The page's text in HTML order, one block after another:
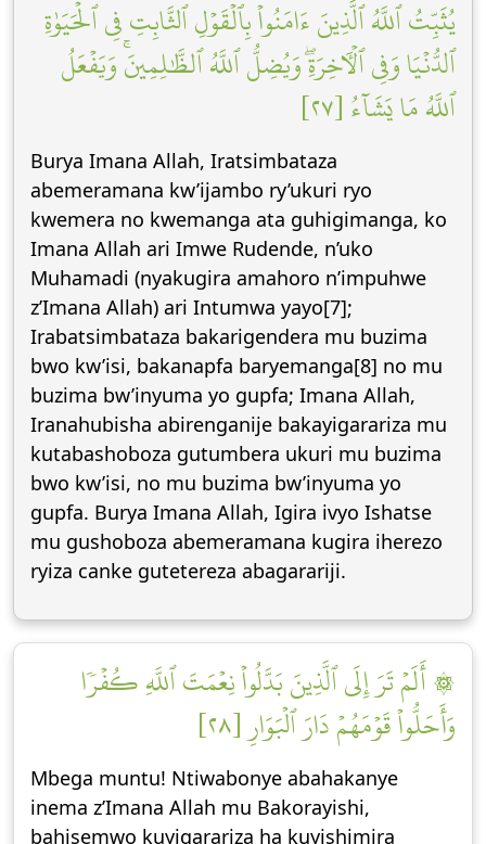
يُثَبِّتُ ٱللَّهُ ٱلَّذِينَ ءَامَنُواْ بِٱلۡقَوۡلِ ٱلثَّابِتِ فِي ٱلۡحَيَوٰةِ
ٱلدُّنۡيَا وَفِي ٱلۡأٓخِرَةِۖ وَيُضِلُّ ٱللَّهُ ٱلظَّٰلِمِينَۚ وَيَفۡعَلُ
ٱللَّهُ مَا يَشَآءُ [٢٧]
Burya Imana Allah, Iratsimbataza
abemeramana kw’ijambo ry’ukuri ryo
kwemera no kwemanga ata guhigimanga, ko
Imana Allah ari Imwe Rudende, n’uko
Muhamadi (nyakugira amahoro n’impuhwe
z’Imana Allah) ari Intumwa yayo[7];
Irabatsimbataza bakarigendera mu buzima
bwo kw’isi, bakanapfa baryemanga[8] no mu
buzima bw’inyuma yo gupfa; Imana Allah,
Iranahubisha abirenganije bakayigarariza mu
kutabashoboza gutumbera ukuri mu buzima
bwo kw’isi, no mu buzima bw’inyuma yo
gupfa. Burya Imana Allah, Igira ivyo Ishatse
mu gushoboza abemeramana kugira iherezo
ryiza canke gutetereza abagarariji.
۞ أَلَمۡ تَرَ إِلَى ٱلَّذِينَ بَدَّلُواْ نِعۡمَتَ ٱللَّهِ كُفۡرٗا
وَأَحَلُّواْ قَوۡمَهُمۡ دَارَ ٱلۡبَوَارِ [٢٨]
Mbega muntu! Ntiwabonye abahakanye
inema z’Imana Allah mu Bakorayishi,
bahisemwo kuyigarariza ha kuyishimira